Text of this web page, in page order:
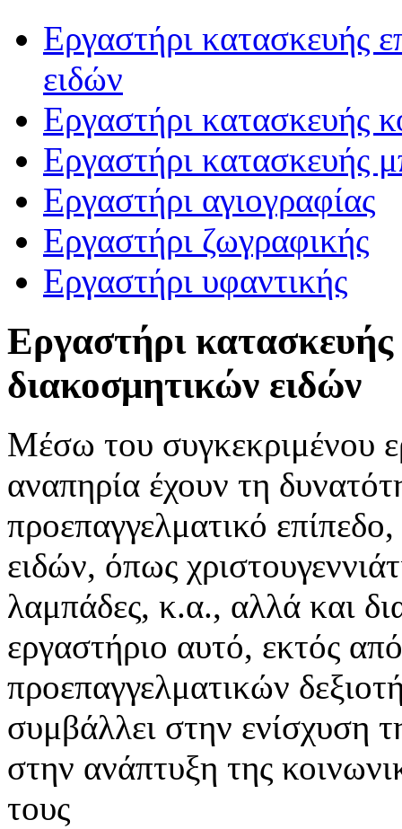
Εργαστήρι κατασκευής
ειδών
Εργαστήρι κατασκευής
Εργαστήρι κατασκευής
Εργαστήρι αγιογραφίας
Εργαστήρι ζωγραφικής
Εργαστήρι υφαντικής
Εργαστήρι κατασκευής
διακοσμητικών ειδών
Μέσω του συγκεκριμένου
αναπηρία έχουν τη
προεπαγγελματικό
ειδών, όπως
λαμπάδες, κ.α., αλλά και
εργαστήριο αυτό, εκτός
προεπαγγελματικών
συμβάλλει στην ενίσχυση
στην ανάπτυξη της
τους